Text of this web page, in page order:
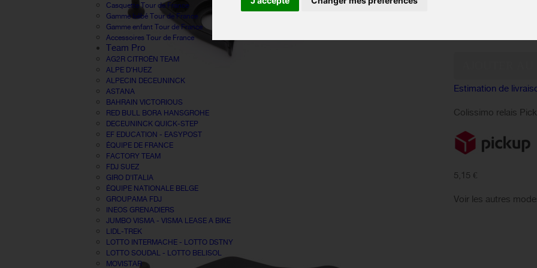
Casquette Tour de France
Gamme bébé Tour de France
Gamme enfant Tour de France
Accessoires Tour de France
Team Pro
AG2R CITROËN TEAM
ALPE D'HUEZ
ALPECIN DECEUNINCK
ASTANA
BAHRAIN VICTORIOUS
RED BULL BORA HANSGROHE
DECEUNINCK QUICK-STEP
EF EDUCATION - EASYPOST
ÉQUIPE DE FRANCE
FACTORY TEAM
FDJ SUEZ
GIRO D'ITALIA
ÉQUIPE NATIONALE BELGE
GROUPAMA FDJ
INEOS GRENADIERS
JUMBO VISMA - VISMA LEASE A BIKE
LIDL-TREK
LOTTO INTERMACHE - LOTTO DSTNY
LOTTO SOUDAL - LOTTO BELISOL
MOVISTAR
Estimation de
Colissimo relais
5,15 €
Voir les autres